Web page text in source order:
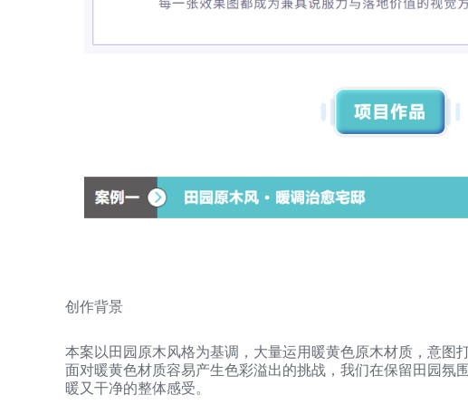
创作背景
本案以田园原木风格为基调，大量运用暖黄色原木材质，意图
面对暖黄色材质容易产生色彩溢出的挑战，我们在保留田园氛
暖又干净的整体感受。